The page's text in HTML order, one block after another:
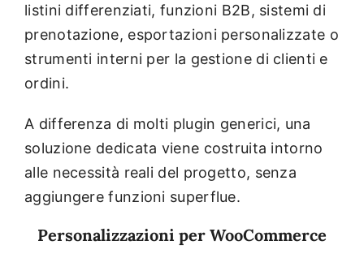
listini differenziati, funzioni B2B, sistemi di
prenotazione, esportazioni personalizzate o
strumenti interni per la gestione di clienti e
ordini.
A differenza di molti plugin generici, una
soluzione dedicata viene costruita intorno
alle necessità reali del progetto, senza
aggiungere funzioni superflue.
Personalizzazioni per WooCommerce